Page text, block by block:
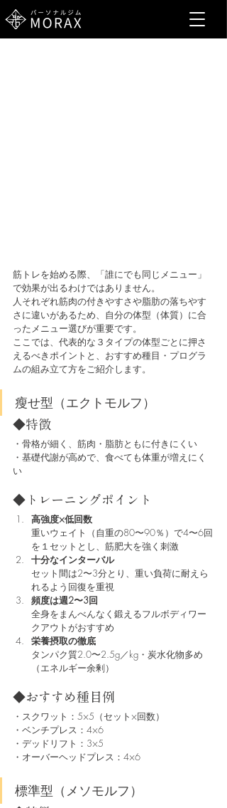
筋トレを始める際、「誰にでも同じメニュー」
で効果が出るわけではありません。
人それぞれ筋肉の付きやすさや脂肪の落ちやす
さに違いがあるため、自分の体型（体質）に合
ったメニュー選びが重要です。
ここでは、代表的な３タイプの体型ごとに押さ
えるべきポイントと、おすすめ種目・プログラ
ムの組み立て方をご紹介します。
瘦せ型（エクトモルフ）
◆特徴
・骨格が細く、筋肉・脂肪ともに付きにくい
・基礎代謝が高めで、食べても体重が増えにく
い
◆トレーニングポイント
高強度×低回数
重いウェイト（自重の80〜90％）で4〜6回
を１セットとし、筋肥大を強く刺激
十分なインターバル
セット間は2〜3分とり、重い負荷に耐えら
れるよう回復を重視
頻度は週2〜3回
全身をまんべんなく鍛えるフルボディワー
クアウトがおすすめ
栄養摂取の徹底
タンパク質2.0〜2.5g／kg・炭水化物多め
（エネルギー余剰）
◆おすすめ種目例
・スクワット：5×5（セット×回数）
・ベンチプレス：4×6
・デッドリフト：3×5
・オーバーヘッドプレス：4×6
標準型（メソモルフ）